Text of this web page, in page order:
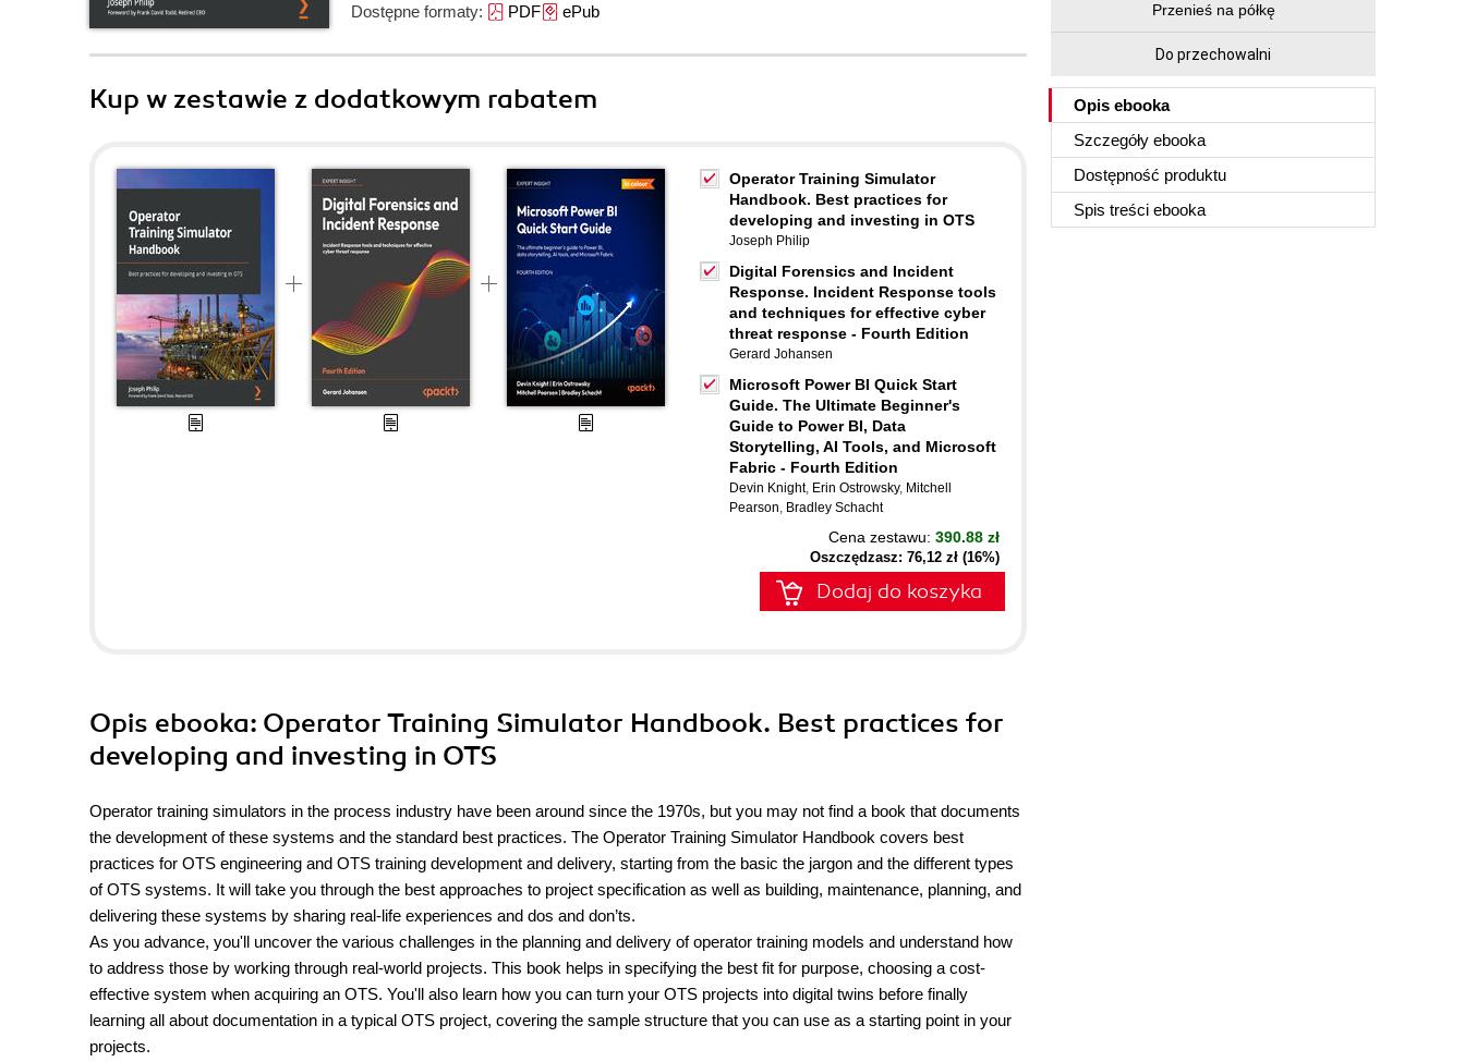
Dostępne formaty: PDFePub Przenieś na półkę
Do przechowalni
Opis ebooka
Szczegóły ebooka
Dostępność produktu
Spis treści ebooka
Kup w zestawie z dodatkowym rabatem
Operator Training Simulator
Handbook. Best practices for
developing and investing in OTS
Joseph Philip
Digital Forensics and Incident
Response. Incident Response tools
and techniques for effective cyber
threat response - Fourth Edition
Gerard Johansen
Microsoft Power BI Quick Start
Guide. The Ultimate Beginner's
Guide to Power BI, Data
Storytelling, AI Tools, and Microsoft
Fabric - Fourth Edition
Devin Knight, Erin Ostrowsky, Mitchell
Pearson, Bradley Schacht
Cena zestawu: 390.88 zł
Oszczędzasz: 76,12 zł (16%)
Dodaj do koszyka
Opis ebooka: Operator Training Simulator Handbook. Best practices for
developing and investing in OTS
Operator training simulators in the process industry have been around since the 1970s, but you may not find a book that documents
the development of these systems and the standard best practices. The Operator Training Simulator Handbook covers best
practices for OTS engineering and OTS training development and delivery, starting from the basic the jargon and the different types
of OTS systems. It will take you through the best approaches to project specification as well as building, maintenance, planning, and
delivering these systems by sharing real-life experiences and dos and don’ts.
As you advance, you'll uncover the various challenges in the planning and delivery of operator training models and understand how
to address those by working through real-world projects. This book helps in specifying the best fit for purpose, choosing a cost-
effective system when acquiring an OTS. You'll also learn how you can turn your OTS projects into digital twins before finally
learning all about documentation in a typical OTS project, covering the sample structure that you can use as a starting point in your
projects.